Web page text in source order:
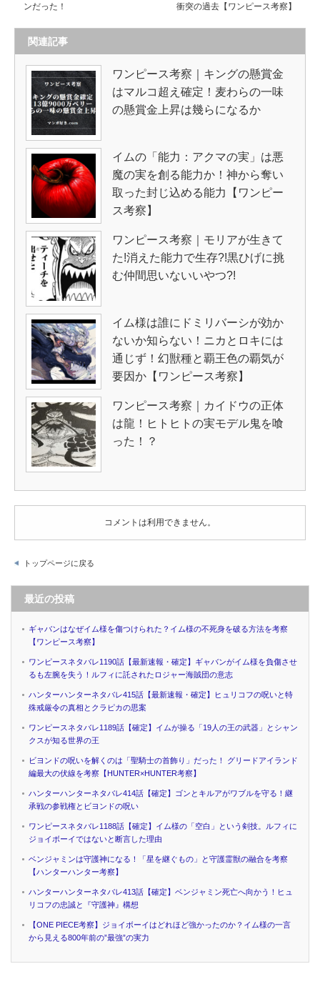
ンだった！
衝突の過去【ワンピース考察】
関連記事
ワンピース考察｜キングの懸賞金
はマルコ超え確定！麦わらの一味
の懸賞金上昇は幾らになるか
イムの「能力：アクマの実」は悪
魔の実を創る能力か！神から奪い
取った封じ込める能力【ワンピー
ス考察】
ワンピース考察｜モリアが生きて
た!消えた能力で生存?!黒ひげに挑
む仲間思いないいやつ?!
イム様は誰にドミリバーシが効か
ないか知らない！ニカとロキには
通じず！幻獣種と覇王色の覇気が
要因か【ワンピース考察】
ワンピース考察｜カイドウの正体
は龍！ヒトヒトの実モデル鬼を喰
った！？
コメントは利用できません。
トップページに戻る
最近の投稿
ギャバンはなぜイム様を傷つけられた？イム様の不死身を破る方法を考察
【ワンピース考察】
ワンピースネタバレ1190話【最新速報・確定】ギャバンがイム様を負傷させ
るも左腕を失う！ルフィに託されたロジャー海賊団の意志
ハンターハンターネタバレ415話【最新速報・確定】ヒュリコフの呪いと特
殊戒厳令の真相とクラピカの思案
ワンピースネタバレ1189話【確定】イムが操る「19人の王の武器」とシャン
クスが知る世界の王
ビヨンドの呪いを解くのは「聖騎士の首飾り」だった！ グリードアイランド
編最大の伏線を考察【HUNTER×HUNTER考察】
ハンターハンターネタバレ414話【確定】ゴンとキルアがワブルを守る！継
承戦の参戦権とビヨンドの呪い
ワンピースネタバレ1188話【確定】イム様の「空白」という剣技。ルフィに
ジョイボーイではないと断言した理由
ベンジャミンは守護神になる！「星を継ぐもの」と守護霊獣の融合を考察
【ハンターハンター考察】
ハンターハンターネタバレ413話【確定】ベンジャミン死亡へ向かう！ヒュ
リコフの忠誠と『守護神』構想
【ONE PIECE考察】ジョイボーイはどれほど強かったのか？イム様の一言
から見える800年前の”最強”の実力